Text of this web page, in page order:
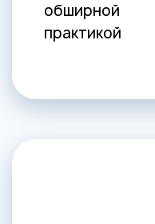
обширной
практикой